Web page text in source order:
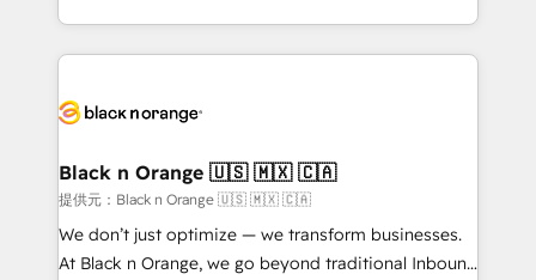
detailed financial rationale with a focus on ROI and
embark on a transformational journey that sets your
business up for long-term success. Unlock your
business. If not now, when?
le marketing digital, et la relation client ! C'est
pourquoi, nos experts sont à la fois capables de
référencement, votre stratégie digitale et le pilotage
projet HubSpot avec DIGITALISIM : 🧽 Nettoyage,
migration et intégration des bases de données. 🚀
Développement des interfaces avec vos logiciels
métiers ⚙️ Configuration de la plateforme HubSpot
Black n Orange 🇺🇸 🇲🇽 🇨🇦
提供元：Black n Orange 🇺🇸 🇲🇽 🇨🇦
We don’t just optimize — we transform businesses.
At Black n Orange, we go beyond traditional Inbound